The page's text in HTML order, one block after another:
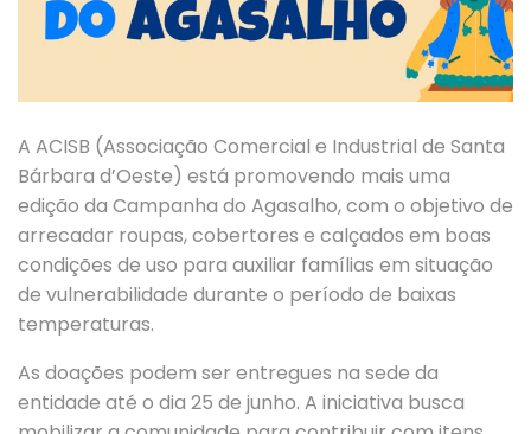
A ACISB (Associação Comercial e Industrial de Santa
Bárbara d’Oeste) está promovendo mais uma
edição da Campanha do Agasalho, com o objetivo de
arrecadar roupas, cobertores e calçados em boas
condições de uso para auxiliar famílias em situação
de vulnerabilidade durante o período de baixas
temperaturas.
As doações podem ser entregues na sede da
entidade até o dia 25 de junho. A iniciativa busca